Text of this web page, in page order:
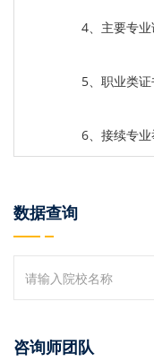
4、主要专
5、职业类
6、接续专
数据查询
咨询师团队